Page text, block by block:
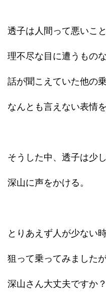
透子は人間って悪いこ
理不尽な目に遭うもの
話が聞こえていた他の
なんとも言えない表情
そうした中、透子は少
深山に声をかける。
とりあえず人が少ない
狙って乗ってみました
深山さん大丈夫ですか？